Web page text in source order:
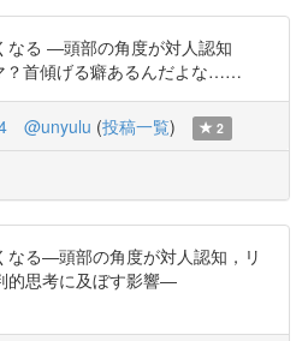
なる ―頭部の角度が対人認知
？首傾げる癖あるんだよな……
@unyulu (投稿一覧) 2
なる―頭部の角度が対人認知，リ
的思考に及ぼす影響―